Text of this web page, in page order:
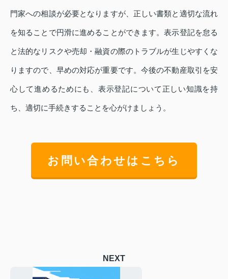
門家への相談が必要となりますが、正しい書類と適切な流れ
を知ることで円滑に進めることができます。表示登記を怠る
と法的なリスクや売却・融資の際のトラブルが生じやすくな
りますので、早めの対応が重要です。今後の不動産取引を安
心して進めるためにも、表示登記について正しい知識を持
ち、適切に手続きすることを心がけましょう。
お問い合わせはこちら
NEXT